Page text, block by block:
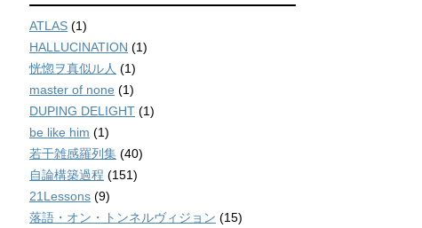
ATLAS (1)
HALLUCINATION (1)
恍惚ヲ真似ル人 (1)
master of none (1)
DUPING DELIGHT (1)
be like him (1)
若干雑感羅列集 (40)
自論構築過程 (151)
21Lessons (9)
落語・オン・トンネルヴィジョン (15)